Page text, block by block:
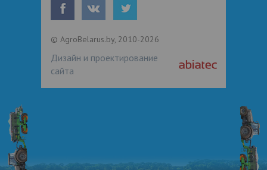
© AgroBelarus.by, 2010-2026
Дизайн и проектирование
сайта